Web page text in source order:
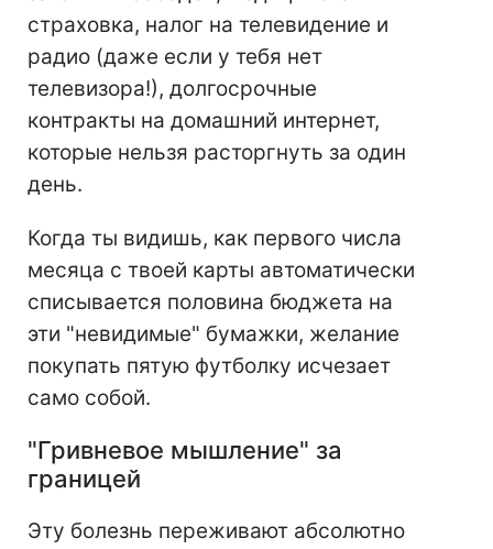
страховка, налог на телевидение и
радио (даже если у тебя нет
телевизора!), долгосрочные
контракты на домашний интернет,
которые нельзя расторгнуть за один
день.
Когда ты видишь, как первого числа
месяца с твоей карты автоматически
списывается половина бюджета на
эти "невидимые" бумажки, желание
покупать пятую футболку исчезает
само собой.
"Гривневое мышление" за
границей
Эту болезнь переживают абсолютно